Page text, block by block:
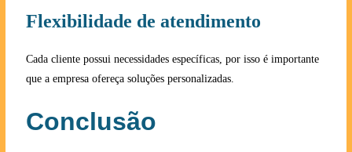
Flexibilidade de atendimento
Cada cliente possui necessidades específicas, por isso é importante
que a empresa ofereça soluções personalizadas.
Conclusão